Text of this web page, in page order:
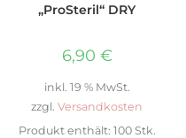
„ProSteril“ DRY
6,90 €
inkl. 19 % MwSt.
zzgl. Versandkosten
Produkt enthält: 100 Stk.